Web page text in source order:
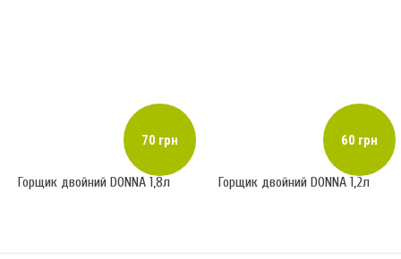
70 грн
Горщик двойний DONNA 1,8л
60 грн
Горщик двойний DONNA 1,2л